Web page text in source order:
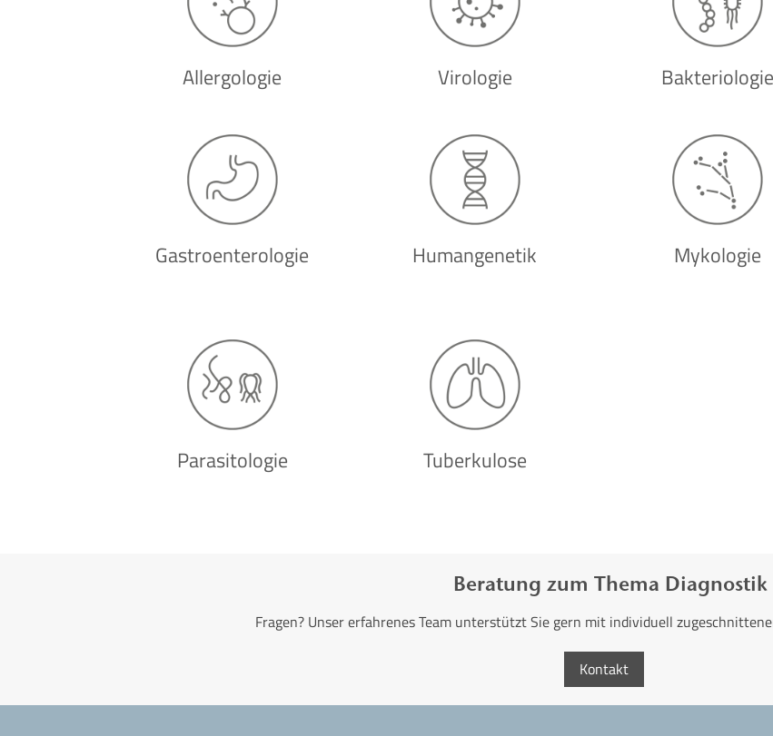
Allergologie Virologie Bakteriologie
Gastroenterologie Humangenetik Mykologie
Parasitologie Tuberkulose
Beratung zum Thema Diagnostik
Fragen? Unser erfahrenes Team unterstützt Sie gern mit individuell
Kontakt